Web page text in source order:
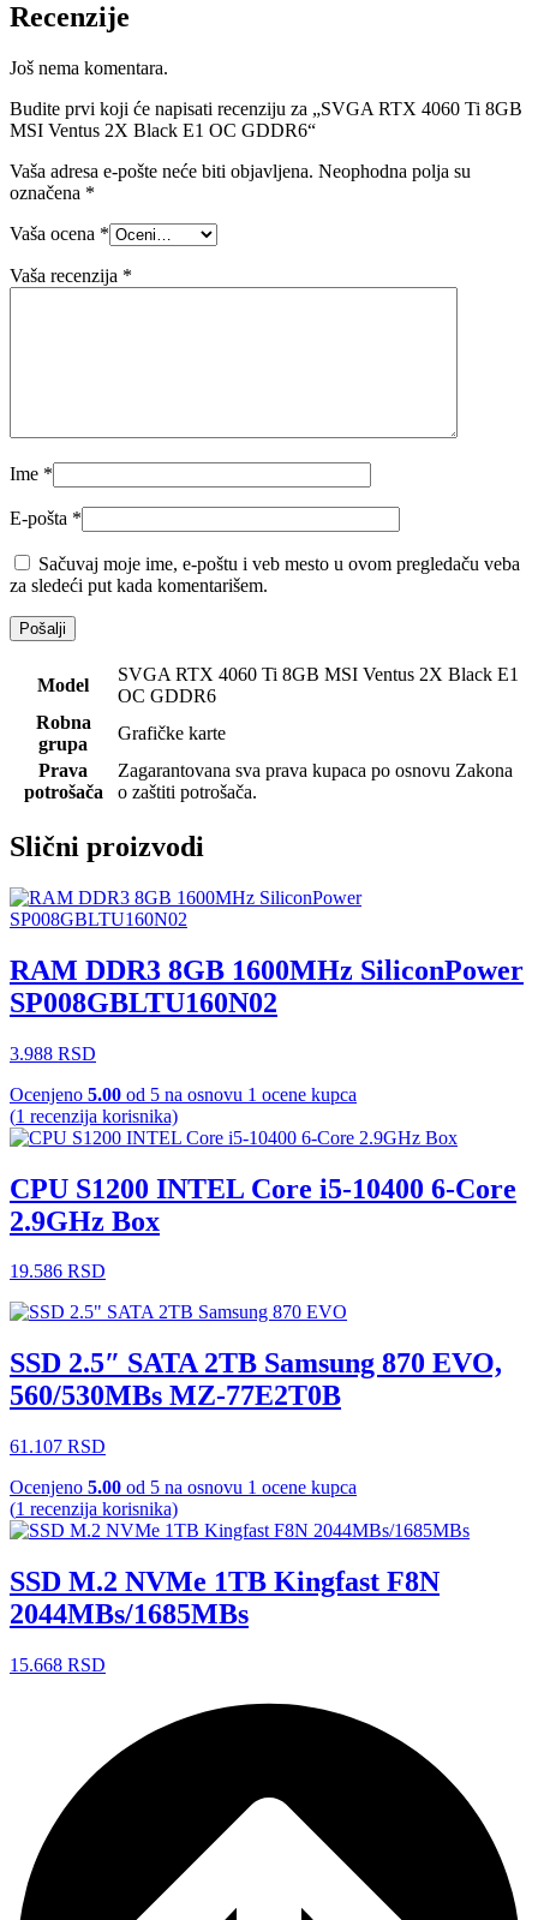
Recenzije
Još nema komentara.
Budite prvi koji će napisati recenziju za „SVGA RTX 4060 Ti 8GB
MSI Ventus 2X Black E1 OC GDDR6“
Vaša adresa e-pošte neće biti objavljena. Neophodna polja su
označena *
Vaša ocena *
Vaša recenzija *
Ime *
E-pošta *
Sačuvaj moje ime, e-poštu i veb mesto u ovom pregledaču veba
za sledeći put kada komentarišem.
Model
SVGA RTX 4060 Ti 8GB MSI Ventus 2X Black E1
OC GDDR6
Robna
grupa
Grafičke karte
Prava
potrošača
Zagarantovana sva prava kupaca po osnovu Zakona
o zaštiti potrošača.
Slični proizvodi
RAM DDR3 8GB 1600MHz SiliconPower
SP008GBLTU160N02
3.988 RSD
Ocenjeno 5.00 od 5 na osnovu 1 ocene kupca
(1 recenzija korisnika)
CPU S1200 INTEL Core i5-10400 6-Core
2.9GHz Box
19.586 RSD
SSD 2.5″ SATA 2TB Samsung 870 EVO,
560/530MBs MZ-77E2T0B
61.107 RSD
Ocenjeno 5.00 od 5 na osnovu 1 ocene kupca
(1 recenzija korisnika)
SSD M.2 NVMe 1TB Kingfast F8N
2044MBs/1685MBs
15.668 RSD